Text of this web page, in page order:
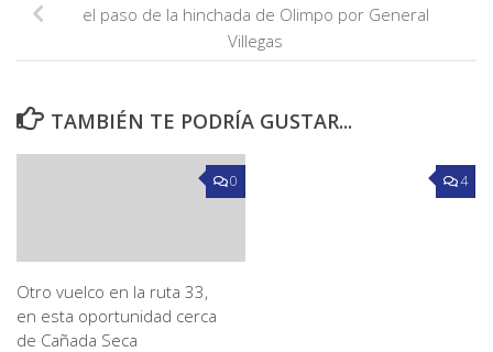
el paso de la hinchada de Olimpo por General
Villegas
TAMBIÉN TE PODRÍA GUSTAR...
0
Otro vuelco en la ruta 33,
en esta oportunidad cerca
de Cañada Seca
4